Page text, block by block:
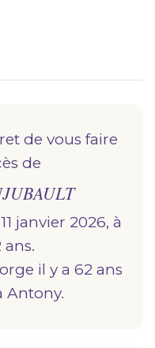
l'hommage du
spécialisées.
de vous faire
de
janvier 2026, à
ans.
il y a 62 ans
antony.